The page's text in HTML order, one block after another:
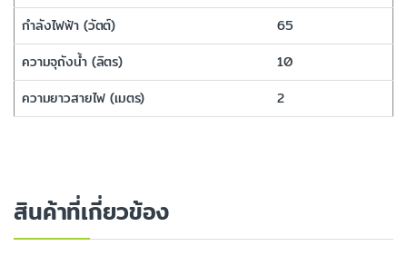
สินค้าที่เกี่ยวข้อง
กำลังไฟฟ้า (วัตต์)
65
ความจุถังน้ำ (ลิตร)
10
ความยาวสายไฟ (เมตร)
2